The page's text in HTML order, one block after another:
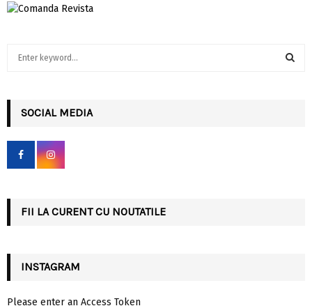
h
f
r
SOCIAL MEDIA
FII LA CURENT CU NOUTATILE
INSTAGRAM
Please enter an Access Token